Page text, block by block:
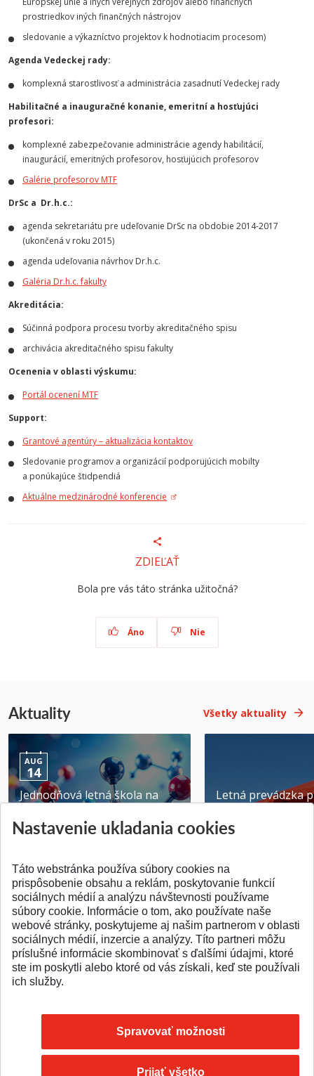
prostriedkov iných finančných nástrojov
sledovanie a výkazníctvo projektov k hodnotiacim procesom)
Agenda Vedeckej rady:
komplexná starostlivosť a administrácia zasadnutí Vedeckej rady
Habilitačné a inauguračné konanie, emeritní a hosťujúci
profesori:
komplexné zabezpečovanie administrácie agendy habilitácií,
inaugurácií, emeritných profesorov, hosťujúcich profesorov
Galérie profesorov MTF
DrSc a Dr.h.c.:
agenda sekretariátu pre udeľovanie DrSc na obdobie 2014-2017
(ukončená v roku 2015)
agenda udeľovania návrhov Dr.h.c.
Galéria Dr.h.c. fakulty
Akreditácia:
Súčinná podpora procesu tvorby akreditačného spisu
archivácia akreditačného spisu fakulty
Ocenenia v oblasti výskumu:
Portál ocenení MTF
Support:
Grantové agentúry – aktualizácia kontaktov
Sledovanie programov a organizácií podporujúcich mobilty
a ponúkajúce štidpendiá
Aktuálne medzinárodné konferencie
ZDIEĽAŤ
Bola pre vás táto stránka užitočná?
Áno Nie
Aktuality Všetky aktuality
AUG
14
Jednodňová letná škola na
Pridané 28.07.2026
Letná prevádzka
Pridané 23.06.2026
SPÄŤ NA VRCH
Nastavenie ukladania cookies
Táto webstránka používa súbory cookies na
prispôsobenie obsahu a reklám, poskytovanie funkcií
sociálnych médií a analýzu návštevnosti používame
súbory cookie. Informácie o tom, ako používate naše
webové stránky, poskytujeme aj našim partnerom v oblasti
sociálnych médií, inzercie a analýzy. Títo partneri môžu
príslušné informácie skombinovať s ďalšími údajmi, ktoré
ste im poskytli alebo ktoré od vás získali, keď ste používali
ich služby.
Spravovať možnosti
Prijať všetko